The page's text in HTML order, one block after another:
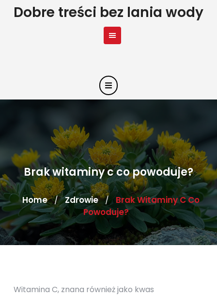
SkipDobre treści bez lania wody
Brak witaminy c co powoduje?
Home / Zdrowie /
Brak Witaminy C Co
Powoduje?
Witamina C, znana również jako kwas